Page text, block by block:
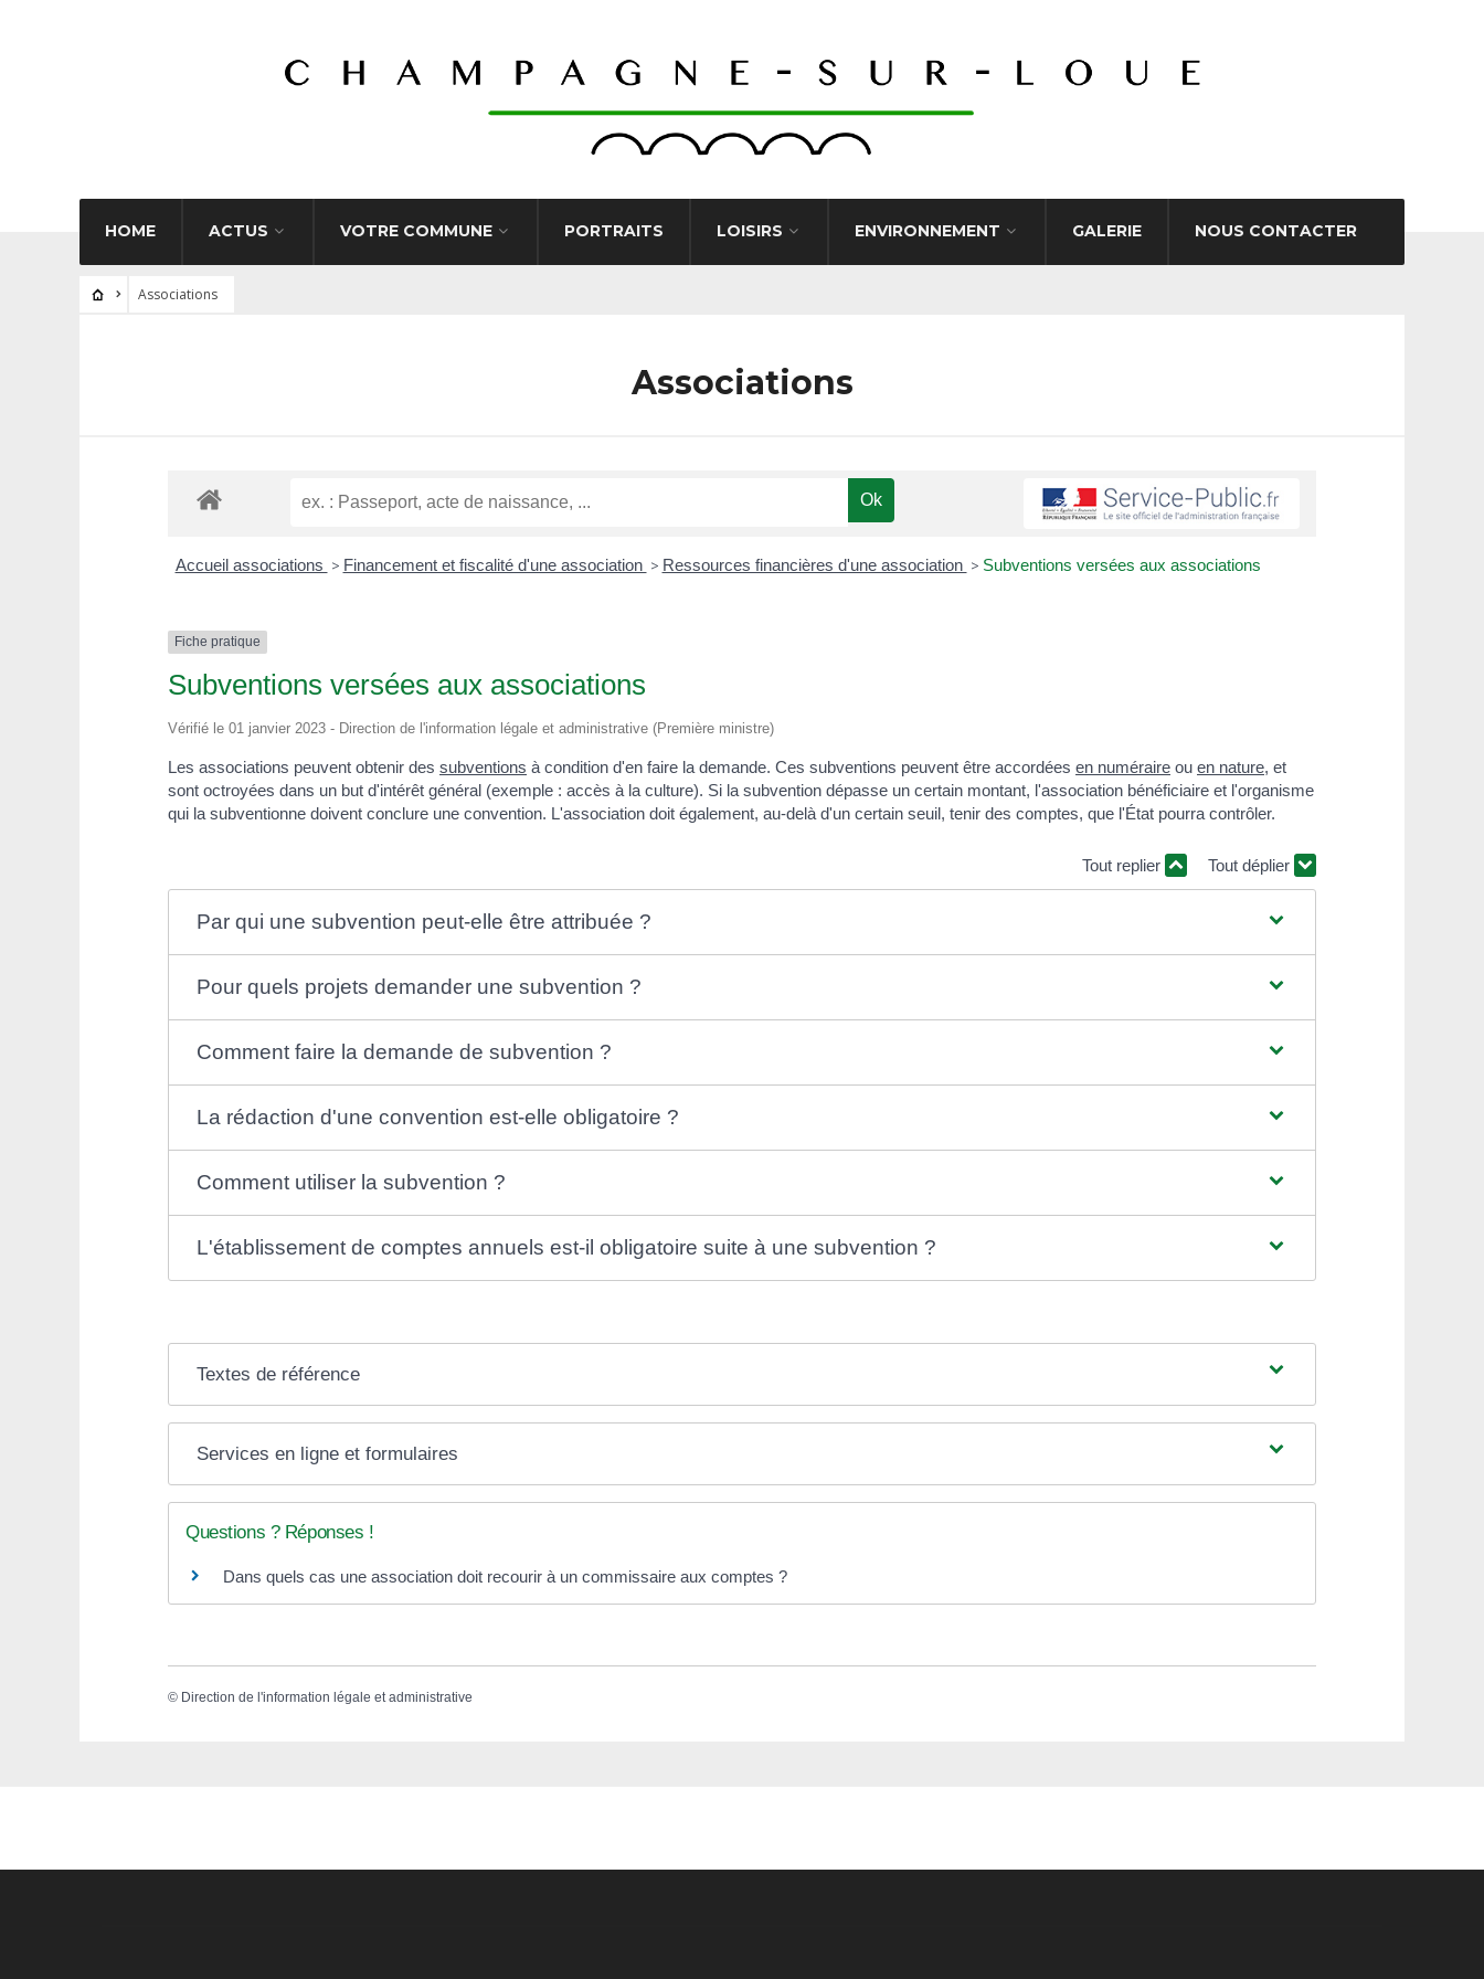
HOME ACTUS VOTRE COMMUNE PORTRAITS LOISIRS ENVIRONNEMENT GALERIE NOUS CONTACTER
Associations
Associations
Accueil associations > Financement et fiscalité d'une association > Ressources financières d'une association > Subventions versées aux associations
Fiche pratique
Subventions versées aux associations
Vérifié le 01 janvier 2023 - Direction de l'information légale et administrative (Première ministre)
Les associations peuvent obtenir des subventions à condition d'en faire la demande. Ces subventions peuvent être accordées en numéraire ou en nature, et
sont octroyées dans un but d'intérêt général (exemple : accès à la culture). Si la subvention dépasse un certain montant, l'association bénéficiaire et l'organisme
qui la subventionne doivent conclure une convention. L'association doit également, au-delà d'un certain seuil, tenir des comptes, que l'État pourra contrôler.
Tout replier Tout déplier
Par qui une subvention peut-elle être attribuée ?
Pour quels projets demander une subvention ?
Comment faire la demande de subvention ?
La rédaction d'une convention est-elle obligatoire ?
Comment utiliser la subvention ?
L'établissement de comptes annuels est-il obligatoire suite à une subvention ?
Textes de référence
Services en ligne et formulaires
Questions ? Réponses !
Dans quels cas une association doit recourir à un commissaire aux comptes ?
© Direction de l'information légale et administrative